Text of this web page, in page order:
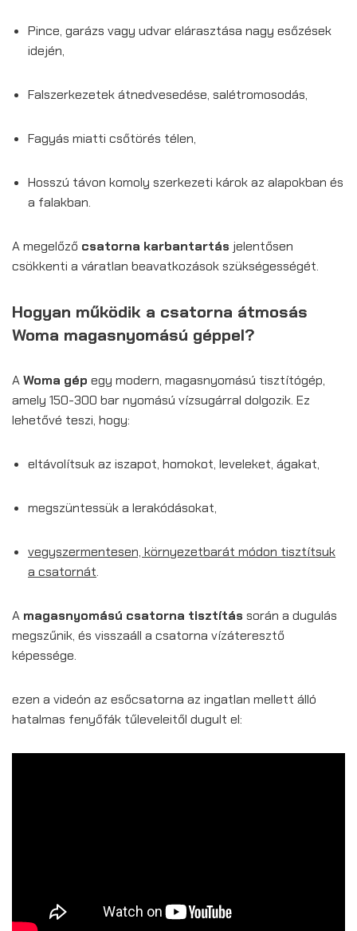
Pince, garázs vagy udvar elárasztása nagy esőzések
idején,
Falszerkezetek átnedvesedése, salétromosodás,
Fagyás miatti csőtörés télen,
Hosszú távon komoly szerkezeti károk az alapokban és
a falakban.
A megelőző csatorna karbantartás jelentősen
csökkenti a váratlan beavatkozások szükségességét.
Hogyan működik a csatorna átmosás
Woma magasnyomású géppel?
AWoma gép egy modern, magasnyomású tisztítógép,
amely 150-300 bar nyomású vízsugárral dolgozik. Ez
lehetővé teszi, hogy:
eltávolítsuk az iszapot, homokot, leveleket, ágakat,
megszüntessük a lerakódásokat,
vegyszermentesen, környezetbarát módon tisztítsuk
a csatornát.
A magasnyomású csatorna tisztítás során a dugulás
megszűnik, és visszaáll a csatorna vízáteresztő
képessége.
ezen a videón az esőcsatorna az ingatlan mellett álló
hatalmas fenyőfák tűleveleitől dugult el: